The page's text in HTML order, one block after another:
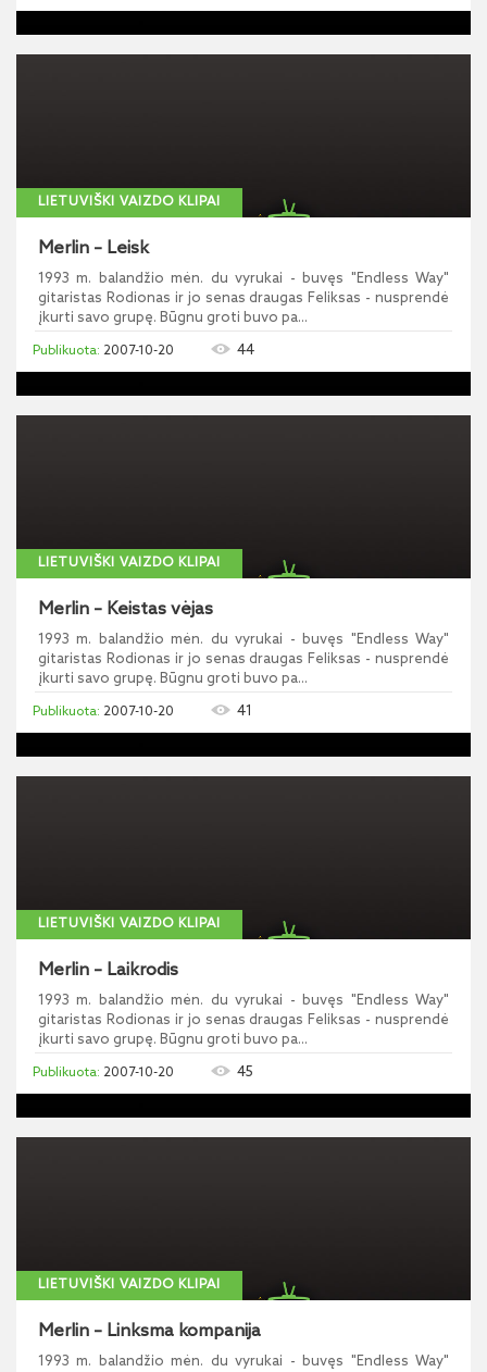
LIETUVIŠKI VAIZDO KLIPAI
Merlin – Leisk
1993 m. balandžio mėn. du vyrukai - buvęs "Endless Way"
gitaristas Rodionas ir jo senas draugas Feliksas - nusprendė
įkurti savo grupę. Būgnu groti buvo pa...
2007-10-20 44
LIETUVIŠKI VAIZDO KLIPAI
Merlin – Keistas vėjas
1993 m. balandžio mėn. du vyrukai - buvęs "Endless Way"
gitaristas Rodionas ir jo senas draugas Feliksas - nusprendė
įkurti savo grupę. Būgnu groti buvo pa...
2007-10-20 41
LIETUVIŠKI VAIZDO KLIPAI
Merlin – Laikrodis
1993 m. balandžio mėn. du vyrukai - buvęs "Endless Way"
gitaristas Rodionas ir jo senas draugas Feliksas - nusprendė
įkurti savo grupę. Būgnu groti buvo pa...
2007-10-20 45
LIETUVIŠKI VAIZDO KLIPAI
Merlin – Linksma kompanija
1993 m. balandžio mėn. du vyrukai - buvęs "Endless Way"